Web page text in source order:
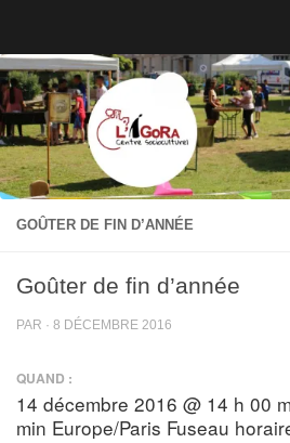
GOÛTER DE FIN D’ANNÉE
Goûter de fin d’année
PAR · 8 DÉCEMBRE 2016
QUAND :
14 décembre 2016 @ 14 h 00
min Europe/Paris Fuseau